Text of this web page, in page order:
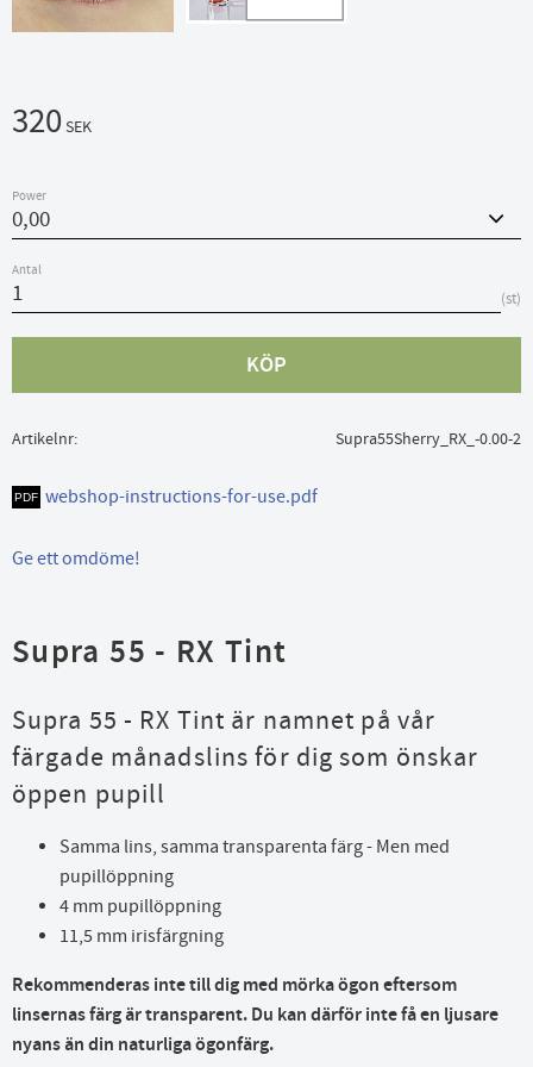
320SEK
Power
Antal
st
KÖP
Artikelnr Supra55Sherry_RX_-0.00-2
webshop-instructions-for-use.pdf
Ge ett omdöme!
Supra 55 - RX Tint
Supra 55 - RX Tint är namnet på vår
färgade månadslins för dig som önskar
öppen pupill
Samma lins, samma transparenta färg - Men med
pupillöppning
4 mm pupillöppning
11,5 mm irisfärgning
Rekommenderas inte till dig med mörka ögon eftersom
linsernas färg är transparent. Du kan därför inte få en ljusare
nyans än din naturliga ögonfärg.